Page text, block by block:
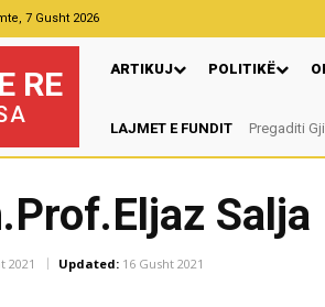
7 Gusht 2026
RE ARTIKUJ POLITIKË
LAJMET E FUNDIT Pregaditi
Nga:
Salja
2021 Updated: 16 Gusht 2021